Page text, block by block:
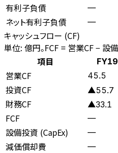
有利子負債 —
ネット有利子負債 —
キャッシュフロー (CF)
単位: 億円。FCF = 営業CF − 設
項目
FY19
営業CF 45.5
投資CF ▲55.7
財務CF ▲33.1
FCF —
設備投資 (CapEx) —
減価償却費 —